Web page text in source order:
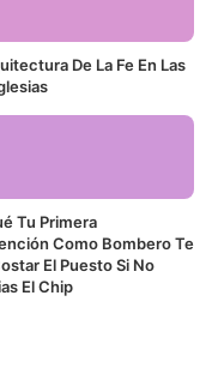
De La Fe En Las
Tu Primera
Como Bombero Te
El Puesto Si No
El Chip